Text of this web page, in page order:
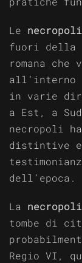
Le
fuori della
romana
all’interno
in varie
a Est, a
necropoli
distintive e
dell’epoca.
La
tombe di
Regio VI,